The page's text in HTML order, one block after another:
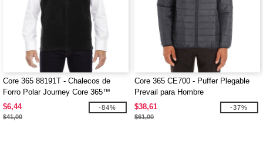
Core 365 88191T - Chalecos de
Forro Polar Journey Core 365™
$6,44
$41,00
-84%
Core 365 CE700 - Puffer Plegable
Prevail para Hombre
$38,61
$61,00
-37%